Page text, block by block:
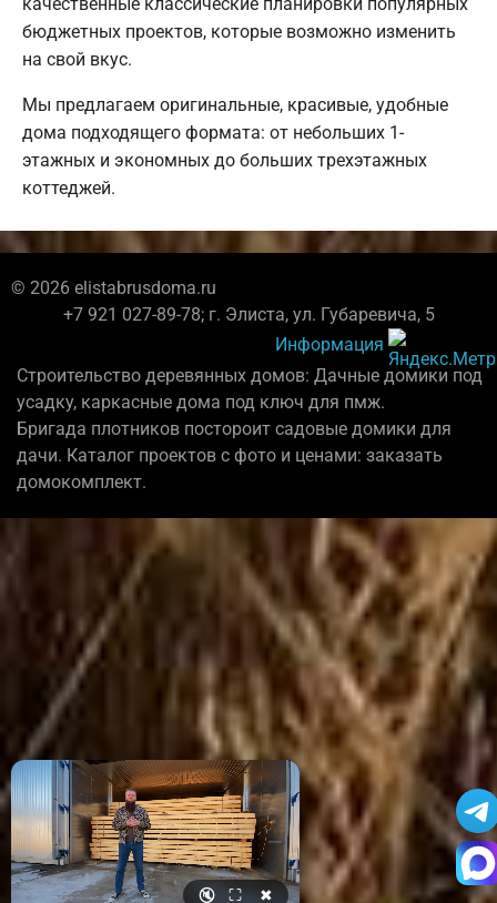
бюджетных проектов, которые возможно изменить
на свой вкус.
Мы предлагаем оригинальные, красивые, удобные
дома подходящего формата: от небольших 1-
этажных и экономных до больших трехэтажных
коттеджей.
© 2026 elistabrusdoma.ru
+7 921 027-89-78; г. Элиста, ул. Губаревича, 5
Информация
Строительство деревянных домов: Дачные домики под
усадку, каркасные дома под ключ для пмж.
Бригада плотников постороит садовые домики для
дачи. Каталог проектов с фото и ценами: заказать
домокомплект.
🔇 ⛶ ✖